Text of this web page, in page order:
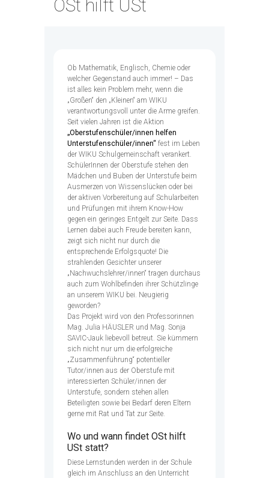
OSt hilft USt
Ob Mathematik, Englisch, Chemie oder
welcher Gegenstand auch immer! – Das
ist alles kein Problem mehr, wenn die
„Großen“ den „Kleinen“ am WIKU
verantwortungsvoll unter die Arme greifen.
Seit vielen Jahren ist die Aktion
„Oberstufenschüler/innen helfen
Unterstufenschüler/innen“ fest im Leben
der WIKU Schulgemeinschaft verankert.
SchülerInnen der Oberstufe stehen den
Mädchen und Buben der Unterstufe beim
Ausmerzen von Wissenslücken oder bei
der aktiven Vorbereitung auf Schularbeiten
und Prüfungen mit ihrem Know-How
gegen ein geringes Entgelt zur Seite. Dass
Lernen dabei auch Freude bereiten kann,
zeigt sich nicht nur durch die
entsprechende Erfolgsquote! Die
strahlenden Gesichter unserer
„Nachwuchslehrer/innen“ tragen durchaus
auch zum Wohlbefinden ihrer Schützlinge
an unserem WIKU bei. Neugierig
geworden?
Das Projekt wird von den Professorinnen
Mag. Julia HÄUSLER und Mag. Sonja
SAVIC-Jauk liebevoll betreut. Sie kümmern
sich nicht nur um die erfolgreiche
„Zusammenführung“ potentieller
Tutor/innen aus der Oberstufe mit
interessierten Schüler/innen der
Unterstufe, sondern stehen allen
Beteiligten sowie bei Bedarf deren Eltern
gerne mit Rat und Tat zur Seite.
Wo und wann findet OSt hilft
USt statt?
Diese Lernstunden werden in der Schule
gleich im Anschluss an den Unterricht